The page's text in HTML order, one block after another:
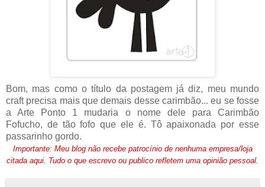
Bom, mas como o título da postagem já diz, meu mundo
craft precisa mais que demais desse carimbão... eu se fosse
a Arte Ponto 1 mudaria o nome dele para Carimbão
Fofucho, de tão fofo que ele é. Tô apaixonada por esse
passarinho gordo.
Importante: Meu blog não recebe patrocínio de nenhuma empresa/loja
citada aqui. Tudo o que escrevo ou publico refletem uma opinião pessoal.